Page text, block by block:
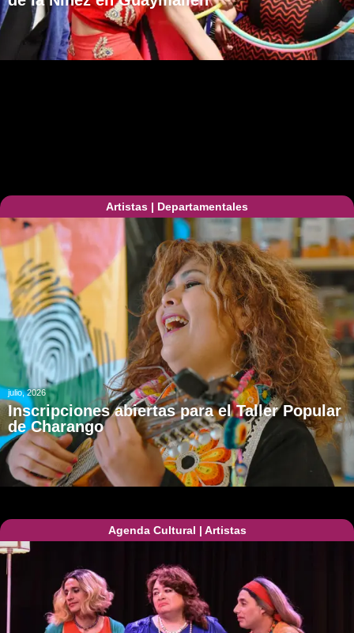
Artistas | Departamentales
julio, 2026
Inscripciones abiertas para el Taller Popular
de Charango
Agenda Cultural | Artistas